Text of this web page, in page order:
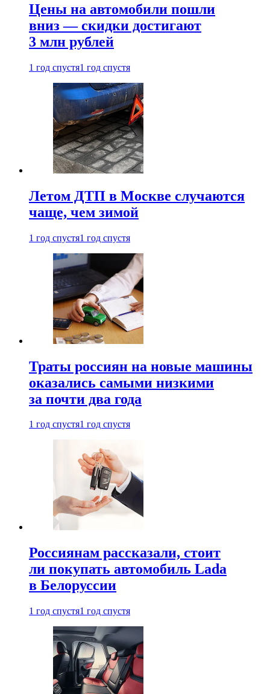
Цены на автомобили пошли
вниз — скидки достигают
3 млн рублей
1 год спустя1 год спустя
Летом ДТП в Москве случаются
чаще, чем зимой
1 год спустя1 год спустя
Траты россиян на новые машины
оказались самыми низкими
за почти два года
1 год спустя1 год спустя
Россиянам рассказали, стоит
ли покупать автомобиль Lada
в Белоруссии
1 год спустя1 год спустя